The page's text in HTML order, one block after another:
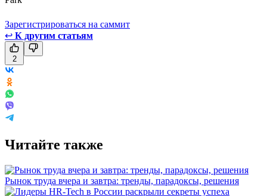
Зарегистрироваться на саммит
↩ К другим статьям
2
Читайте также
Рынок труда вчера и завтра: тренды, парадоксы, решения